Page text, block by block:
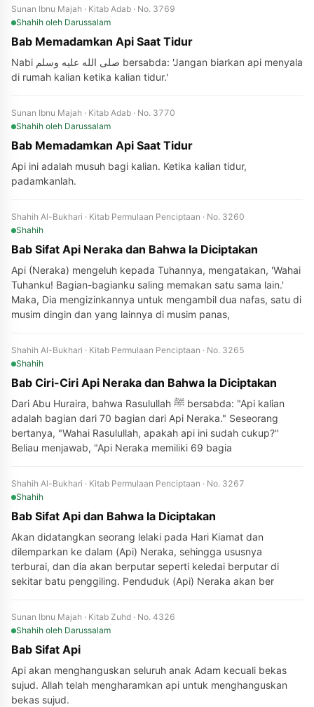
Sunan Ibnu Majah · Kitab Adab · No. 3769
Shahih oleh Darussalam
Bab Memadamkan Api Saat Tidur
Nabi صلى الله عليه وسلم bersabda: 'Jangan biarkan api menyala
di rumah kalian ketika kalian tidur.'
Sunan Ibnu Majah · Kitab Adab · No. 3770
Shahih oleh Darussalam
Bab Memadamkan Api Saat Tidur
Api ini adalah musuh bagi kalian. Ketika kalian tidur,
padamkanlah.
Shahih Al-Bukhari · Kitab Permulaan Penciptaan · No. 3260
Shahih
Bab Sifat Api Neraka dan Bahwa Ia Diciptakan
Api (Neraka) mengeluh kepada Tuhannya, mengatakan, 'Wahai
Tuhanku! Bagian-bagianku saling memakan satu sama lain.'
Maka, Dia mengizinkannya untuk mengambil dua nafas, satu di
musim dingin dan yang lainnya di musim panas,
Shahih Al-Bukhari · Kitab Permulaan Penciptaan · No. 3265
Shahih
Bab Ciri-Ciri Api Neraka dan Bahwa Ia Diciptakan
Dari Abu Huraira, bahwa Rasulullah ﷺ bersabda: "Api kalian
adalah bagian dari 70 bagian dari Api Neraka." Seseorang
bertanya, "Wahai Rasulullah, apakah api ini sudah cukup?"
Beliau menjawab, "Api Neraka memiliki 69 bagia
Shahih Al-Bukhari · Kitab Permulaan Penciptaan · No. 3267
Shahih
Bab Sifat Api dan Bahwa Ia Diciptakan
Akan didatangkan seorang lelaki pada Hari Kiamat dan
dilemparkan ke dalam (Api) Neraka, sehingga ususnya
terburai, dan dia akan berputar seperti keledai berputar di
sekitar batu penggiling. Penduduk (Api) Neraka akan ber
Sunan Ibnu Majah · Kitab Zuhd · No. 4326
Shahih oleh Darussalam
Bab Sifat Api
Api akan menghanguskan seluruh anak Adam kecuali bekas
sujud. Allah telah mengharamkan api untuk menghanguskan
bekas sujud.